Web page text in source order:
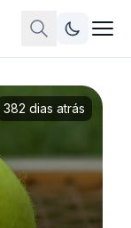
382 dias atrás